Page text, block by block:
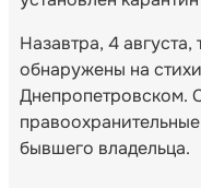
Назавтра, 4
обнаружены на
Днепропетровском.
бывшего владельца.